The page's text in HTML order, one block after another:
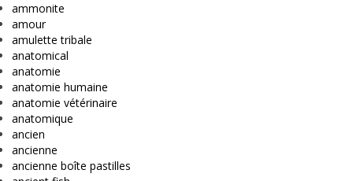
ammonite
amour
amulette tribale
anatomical
anatomie
anatomie humaine
anatomie vétérinaire
anatomique
ancien
ancienne
ancienne boîte pastilles